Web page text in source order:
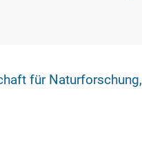
212 - Vorträge im Senckenbergmuseum,